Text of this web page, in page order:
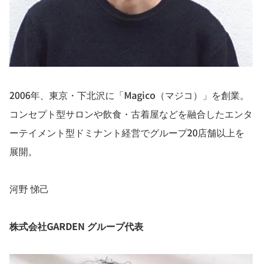
2006年、東京・下北沢に「Magico（マジコ）」を創業。
コンセプト型サロンや飲食・古着屋などを融合したエンタ
ーテイメント型ドミナント経営でグループ20店舗以上を
展開。
河野 悌己
株式会社GARDEN グループ代表